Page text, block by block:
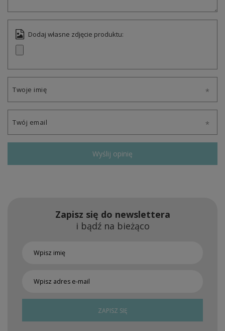
Dodaj własne zdjęcie produktu:
Twoje imię
Twój email
Wyślij opinię
Zapisz się do newslettera
i bądź na bieżąco
ZAPISZ SIĘ